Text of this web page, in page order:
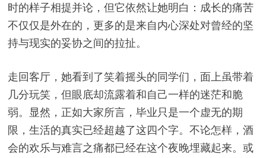
时的样子相提并论，但它依然让她明白：成长的痛苦
不仅仅是外在的，更多的是来自内心深处对曾经的坚
持与现实的妥协之间的拉扯。
走回客厅，她看到了笑着摇头的同学们，面上虽带着
几分玩笑，但眼底却流露着和自己一样的迷茫和脆
弱。显然，正如大家所言，毕业只是一个虚无的期
限，生活的真实已经超越了这四个字。不论怎样，酒
会的欢乐与难言之痛都已经在这个夜晚埋藏起来。或